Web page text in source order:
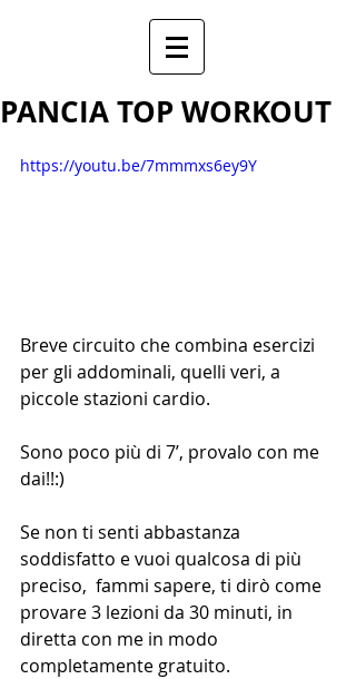
PANCIA TOP WORKOUT
https://youtu.be/7mmmxs6ey9Y
Breve circuito che combina esercizi
per gli addominali, quelli veri, a
piccole stazioni cardio.
Sono poco più di 7’, provalo con me
dai!!:)
Se non ti senti abbastanza
soddisfatto e vuoi qualcosa di più
preciso,  fammi sapere, ti dirò come
provare 3 lezioni da 30 minuti, in
diretta con me in modo
completamente gratuito.